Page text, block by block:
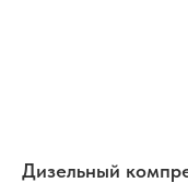
Дизельный